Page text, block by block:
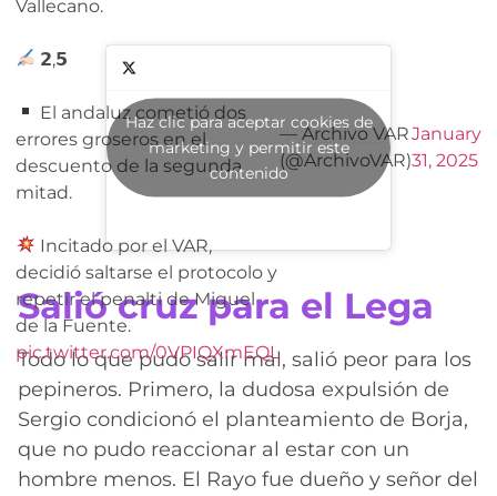
Vallecano.
𝟮,𝟱
El andaluz cometió dos
errores groseros en el
descuento de la segunda
mitad.
Incitado por el VAR,
decidió saltarse el protocolo y
repetir el penalti de Miguel
de la Fuente.
pic.twitter.com/0VPIQXmEQL
— Archivo VAR
(@ArchivoVAR)
January
31, 2025
Haz clic para aceptar cookies de
marketing y permitir este
contenido
Salió cruz para el Lega
Todo lo que pudo salir mal, salió peor para los
pepineros. Primero, la dudosa expulsión de
Sergio condicionó el planteamiento de Borja,
que no pudo reaccionar al estar con un
hombre menos. El Rayo fue dueño y señor del